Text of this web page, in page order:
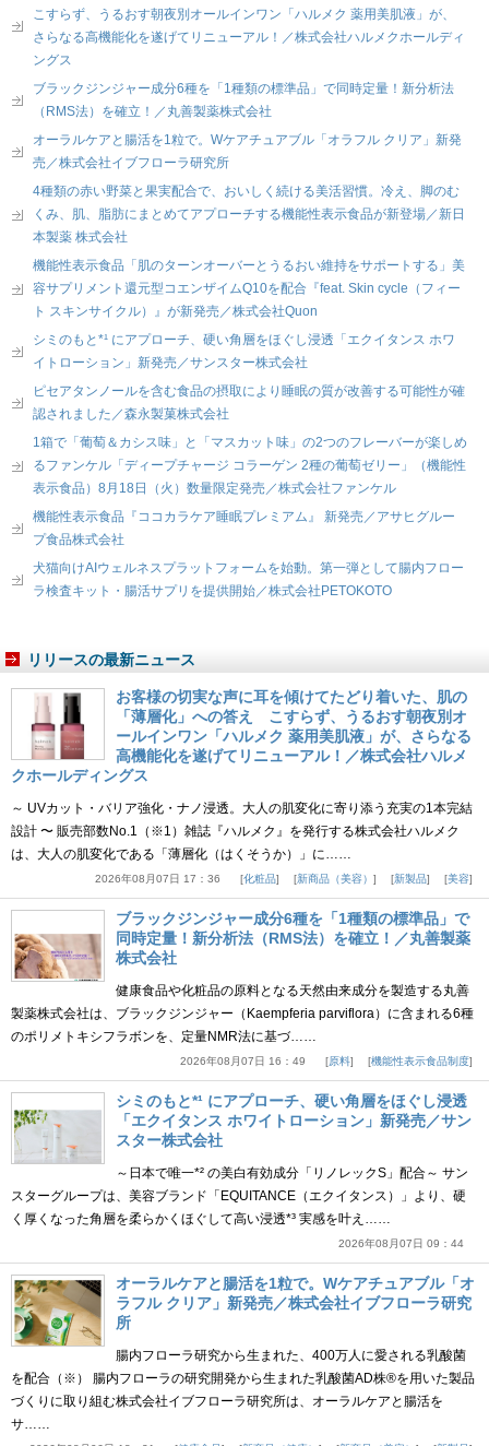
こすらず、うるおす朝夜別オールインワン「ハルメク 薬用美肌液」が、
さらなる高機能化を遂げてリニューアル！／株式会社ハルメクホールディ
ングス
ブラックジンジャー成分6種を「1種類の標準品」で同時定量！新分析法
（RMS法）を確立！／丸善製薬株式会社
オーラルケアと腸活を1粒で。Wケアチュアブル「オラフル クリア」新発
売／株式会社イブフローラ研究所
4種類の赤い野菜と果実配合で、おいしく続ける美活習慣。冷え、脚のむ
くみ、肌、脂肪にまとめてアプローチする機能性表示食品が新登場／新日
本製薬 株式会社
機能性表示食品「肌のターンオーバーとうるおい維持をサポートする」美
容サプリメント還元型コエンザイムQ10を配合『feat. Skin cycle（フィー
ト スキンサイクル）』が新発売／株式会社Quon
シミのもと*¹ にアプローチ、硬い角層をほぐし浸透「エクイタンス ホワ
イトローション」新発売／サンスター株式会社
ピセアタンノールを含む食品の摂取により睡眠の質が改善する可能性が確
認されました／森永製菓株式会社
1箱で「葡萄＆カシス味」と「マスカット味」の2つのフレーバーが楽しめ
るファンケル「ディープチャージ コラーゲン 2種の葡萄ゼリー」（機能性
表示食品）8月18日（火）数量限定発売／株式会社ファンケル
機能性表示食品『ココカラケア睡眠プレミアム』 新発売／アサヒグルー
プ食品株式会社
犬猫向けAIウェルネスプラットフォームを始動。第一弾として腸内フロー
ラ検査キット・腸活サプリを提供開始／株式会社PETOKOTO
リリースの最新ニュース
お客様の切実な声に耳を傾けてたどり着いた、肌の
「薄層化」への答え こすらず、うるおす朝夜別オ
ールインワン「ハルメク 薬用美肌液」が、さらなる
高機能化を遂げてリニューアル！／株式会社ハルメ
クホールディングス
～ UVカット・バリア強化・ナノ浸透。大人の肌変化に寄り添う充実の1本完結
設計 〜 販売部数No.1（※1）雑誌『ハルメク』を発行する株式会社ハルメク
は、大人の肌変化である「薄層化（はくそうか）」に……
2026年08月07日 17：36 化粧品 新商品（美容） 新製品 美容
ブラックジンジャー成分6種を「1種類の標準品」で
同時定量！新分析法（RMS法）を確立！／丸善製薬
株式会社
健康食品や化粧品の原料となる天然由来成分を製造する丸善
製薬株式会社は、ブラックジンジャー（Kaempferia parviflora）に含まれる6種
のポリメトキシフラボンを、定量NMR法に基づ……
2026年08月07日 16：49 原料 機能性表示食品制度
シミのもと*¹ にアプローチ、硬い角層をほぐし浸透
「エクイタンス ホワイトローション」新発売／サン
スター株式会社
～日本で唯一*² の美白有効成分「リノレックS」配合～ サン
スターグループは、美容ブランド「EQUITANCE（エクイタンス）」より、硬
く厚くなった角層を柔らかくほぐして高い浸透*³ 実感を叶え……
2026年08月07日 09：44
オーラルケアと腸活を1粒で。Wケアチュアブル「オ
ラフル クリア」新発売／株式会社イブフローラ研究
所
腸内フローラ研究から生まれた、400万人に愛される乳酸菌
を配合（※） 腸内フローラの研究開発から生まれた乳酸菌AD株®を用いた製品
づくりに取り組む株式会社イブフローラ研究所は、オーラルケアと腸活を
サ……